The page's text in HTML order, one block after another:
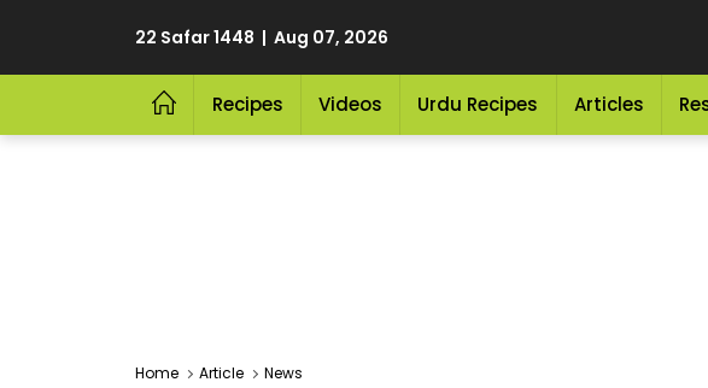
22 Safar 1448 | Aug 07, 2026
Recipes Videos Urdu Recipes Articles
Home Article News